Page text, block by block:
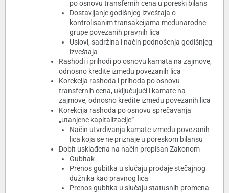
po osnovu transfernih cena u poreski bilans
Dostavljanje godišnjeg izveštaja o
kontrolisanim transakcijama međunarodne
grupe povezanih pravnih lica
Uslovi, sadržina i način podnošenja godišnjeg
izveštaja
Rashodi i prihodi po osnovu kamata na zajmove,
odnosno kredite između povezanih lica
Korekcija rashoda i prihoda po osnovu
transfernih cena, uključujući i kamate na
zajmove, odnosno kredite između povezanih lica
Korekcija rashoda po osnovu sprečavanja
„utanjene kapitalizacije“
Način utvrđivanja kamate između povezanih
lica koja se ne priznaje u poreskom bilansu
Dobit usklađena na način propisan Zakonom
Gubitak
Prenos gubitka u slučaju prodaje stečajnog
dužnika kao pravnog lica
Prenos gubitka u slučaju statusnih promena